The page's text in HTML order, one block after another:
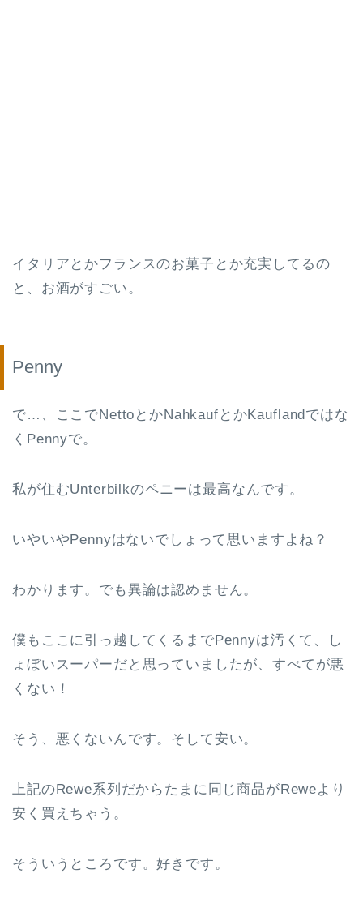
イタリアとかフランスのお菓子とか充実してるの
と、お酒がすごい。
Penny
で…、ここでNettoとかNahkaufとかKauflandではな
くPennyで。
私が住むUnterbilkのペニーは最高なんです。
いやいやPennyはないでしょって思いますよね？
わかります。でも異論は認めません。
僕もここに引っ越してくるまでPennyは汚くて、し
ょぼいスーパーだと思っていましたが、すべてが悪
くない！
そう、悪くないんです。そして安い。
上記のRewe系列だからたまに同じ商品がReweより
安く買えちゃう。
そういうところです。好きです。